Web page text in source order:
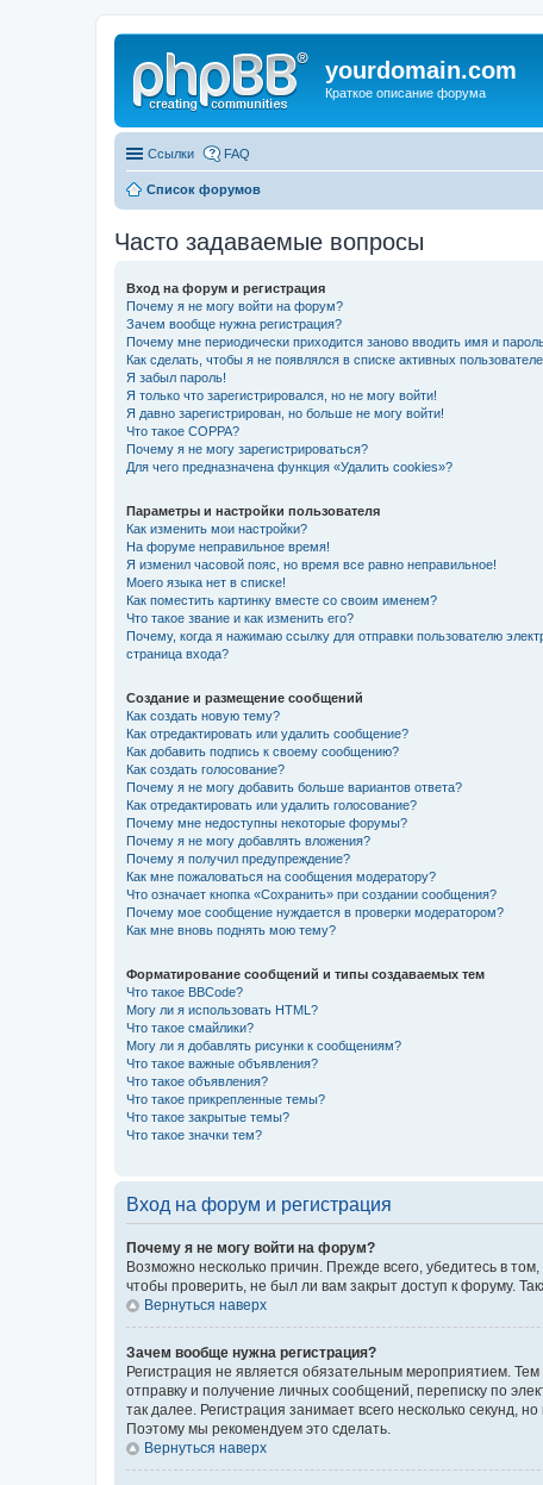
yourdomain.com
Краткое описание форума
Ссылки FAQ
Список форумов
Часто задаваемые вопросы
Вход на форум и регистрация
Почему я не могу войти на форум?
Зачем вообще нужна регистрация?
Почему мне периодически приходится заново вводить имя и
Как сделать, чтобы я не появлялся в списке активных
Я забыл пароль!
Я только что зарегистрировался, но не могу войти!
Я давно зарегистрирован, но больше не могу войти!
Что такое COPPA?
Почему я не могу зарегистрироваться?
Для чего предназначена функция «Удалить cookies»?
Параметры и настройки пользователя
Как изменить мои настройки?
На форуме неправильное время!
Я изменил часовой пояс, но время все равно неправильное!
Моего языка нет в списке!
Как поместить картинку вместе со своим именем?
Что такое звание и как изменить его?
Почему, когда я нажимаю ссылку для отправки пользователю
страница входа?
Создание и размещение сообщений
Как создать новую тему?
Как отредактировать или удалить сообщение?
Как добавить подпись к своему сообщению?
Как создать голосование?
Почему я не могу добавить больше вариантов ответа?
Как отредактировать или удалить голосование?
Почему мне недоступны некоторые форумы?
Почему я не могу добавлять вложения?
Почему я получил предупреждение?
Как мне пожаловаться на сообщения модератору?
Что означает кнопка «Сохранить» при создании сообщения?
Почему мое сообщение нуждается в проверки модератором?
Как мне вновь поднять мою тему?
Форматирование сообщений и типы создаваемых тем
Что такое BBCode?
Могу ли я использовать HTML?
Что такое смайлики?
Могу ли я добавлять рисунки к сообщениям?
Что такое важные объявления?
Что такое объявления?
Что такое прикрепленные темы?
Что такое закрытые темы?
Что такое значки тем?
Вход на форум и регистрация
Почему я не могу войти на форум?
Возможно несколько причин. Прежде всего, убедитесь в
чтобы проверить, не был ли вам закрыт доступ к форуму.
Вернуться наверх
Зачем вообще нужна регистрация?
Регистрация не является обязательным мероприятием.
отправку и получение личных сообщений, переписку по
так далее. Регистрация занимает всего несколько
Поэтому мы рекомендуем это сделать.
Вернуться наверх